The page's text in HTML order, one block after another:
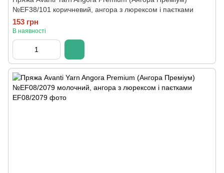
№ЕF38/101 коричневий, ангора з люрексом і паєтками
153 грн
В наявності